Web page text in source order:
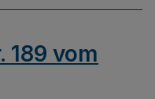
189 vom